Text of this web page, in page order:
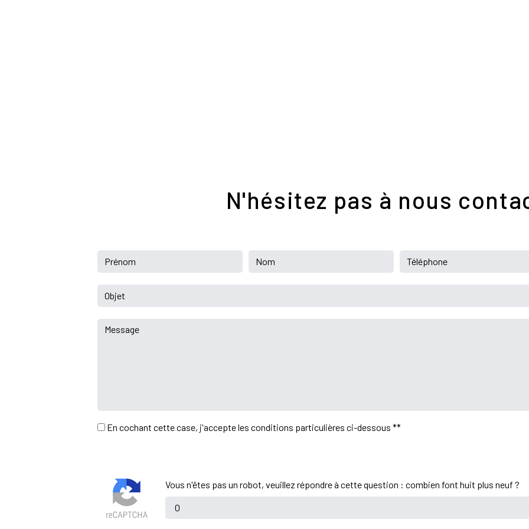
N'hésitez pas à nous
En cochant cette case, j'accepte les conditions particulières ci-dessous **
Vous n'êtes pas un robot, veuillez répondre à cette question : combien font huit plus neuf ?